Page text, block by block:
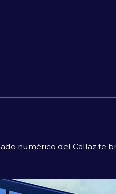
numérico del Callaz te